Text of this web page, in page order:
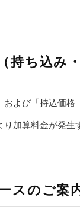
持ち込み・
よび「持込価格
加算料金が発生
スのご案